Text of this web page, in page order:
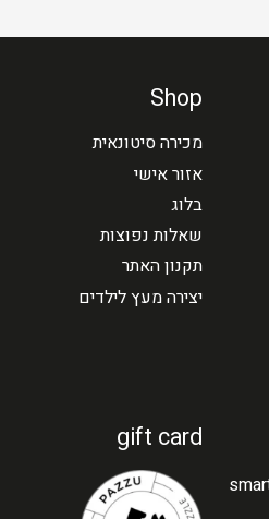
Shop
מכירה סיטונאית
אזור אישי
בלוג
שאלות נפוצות
תקנון האתר
יצירה מעץ לילדים
gift card